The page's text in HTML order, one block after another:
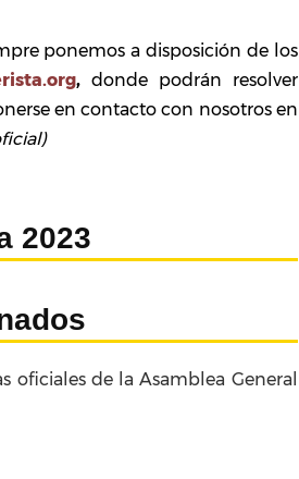
ponemos a disposición de los
, donde podrán resolver
en contacto con nosotros en
2023
oficiales de la Asamblea General